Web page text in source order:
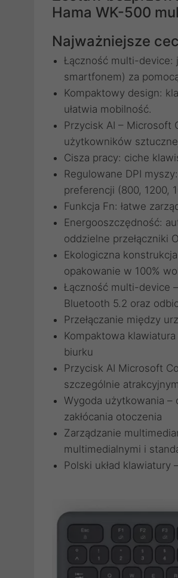
Hama WK-500
Najważniejsze
Łączność multi-device:
smartfonem) za
Kompaktowy design:
ułatwia mobilność.
Przycisk AI – Microsoft
użytkowników
Cisza pracy: ciche
Regulowane DPI
preferencji (800, 1200,
Funkcja Fn: łatwe
Energooszczędność:
oddzielne przełączniki
Ekologiczna
opakowanie w 100%
Łączność multi-device
Bluetooth 5.2 oraz
Przełączanie między
Kompaktowa
biurku
Przycisk AI Microsoft
szczególnie
Wygoda użytkowania
zakłócania otoczenia
Zarządzanie
multimedialnymi i
Polski układ